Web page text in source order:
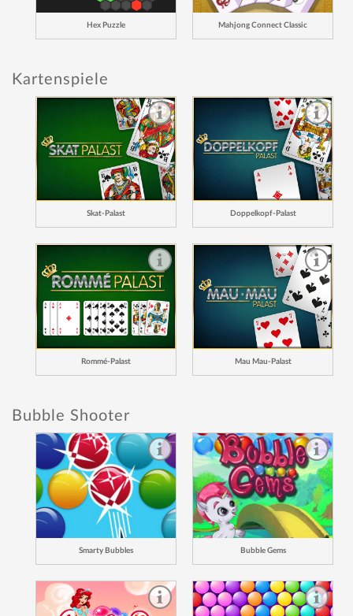
Hex Puzzle Mahjong Connect Classic
Kartenspiele
Skat-Palast Doppelkopf-Palast
Rommé-Palast Mau Mau-Palast
Bubble Shooter
Smarty Bubbles Bubble Gems